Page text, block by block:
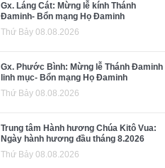
Gx. Láng Cát: Mừng lễ kính Thánh
Đaminh- Bổn mạng Họ Đaminh
Thứ Bảy 08.08.2026
Gx. Phước Bình: Mừng lễ Thánh Đaminh
linh mục- Bổn mạng Họ Đaminh
Thứ Bảy 08.08.2026
Trung tâm Hành hương Chúa Kitô Vua:
Ngày hành hương đầu tháng 8.2026
Thứ Bảy 08.08.2026